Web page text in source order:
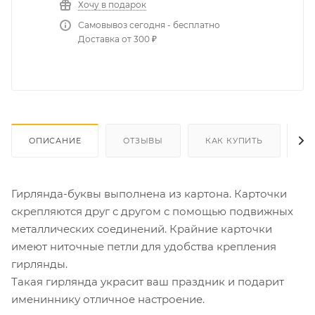
Хочу в подарок
Самовывоз сегодня - бесплатно
Доставка от 300 ₽
ОПИСАНИЕ ОТЗЫВЫ КАК КУПИТЬ
Гирлянда-буквы выполнена из картона. Карточки
скрепляются друг с другом с помощью подвижных
металлических соединений. Крайние карточки
имеют ниточные петли для удобства крепления
гирлянды.
Такая гирлянда украсит ваш праздник и подарит
имениннику отличное настроение.